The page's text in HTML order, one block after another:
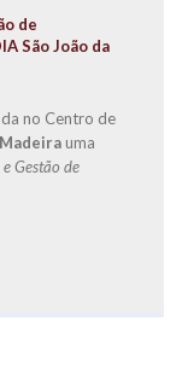
de
São João da
no Centro de
uma
Gestão de